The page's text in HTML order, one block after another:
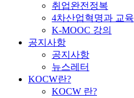
취업완전정복
4차산업혁명과 교육
K-MOOC 강의
공지사항
공지사항
뉴스레터
KOCW란?
KOCW 란?